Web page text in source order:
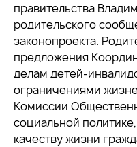
правительства
родительского
законопроекта.
предложения
делам детей-
ограничениями
Комиссии
социальной
качеству жизни